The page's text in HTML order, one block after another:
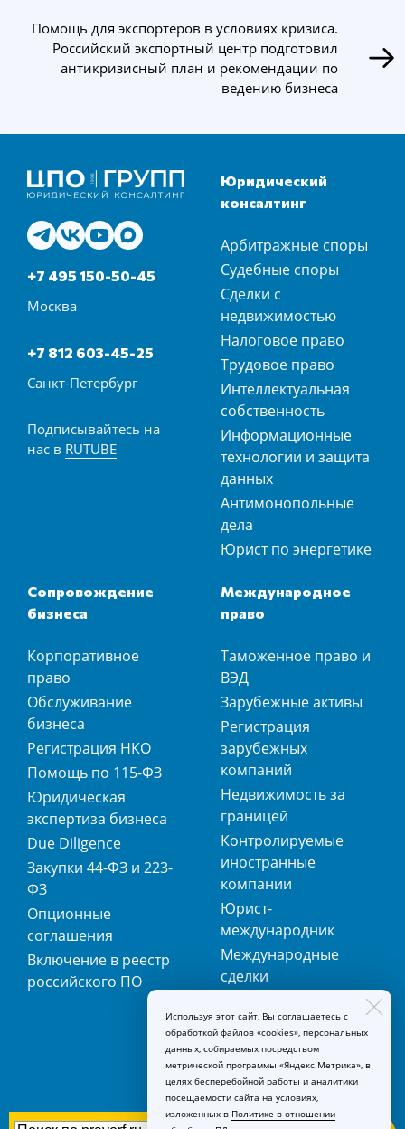
Помощь для экспортеров в условиях кризиса.
Российский экспортный центр подготовил
антикризисный план и рекомендации по
ведению бизнеса
+7 495 150-50-45
Москва
+7 812 603-45-25
Санкт-Петербург
Подписывайтесь на
нас в RUTUBE
Юридический
консалтинг
Арбитражные споры
Судебные споры
Сделки с
недвижимостью
Налоговое право
Трудовое право
Интеллектуальная
собственность
Информационные
технологии и защита
данных
Антимонопольные
дела
Юрист по энергетике
Сопровождение
бизнеса
Корпоративное
право
Обслуживание
бизнеса
Регистрация НКО
Помощь по 115-ФЗ
Юридическая
экспертиза бизнеса
Due Diligence
Закупки 44-ФЗ и 223-
ФЗ
Опционные
соглашения
Включение в реестр
российского ПО
Международное
право
Таможенное право и
ВЭД
Зарубежные активы
Регистрация
зарубежных
компаний
Недвижимость за
границей
Контролируемые
иностранные
компании
Юрист-
международник
Международные
сделки
регистрация
товарных знаков
Используя этот сайт, Вы соглашаетесь с
обработкой файлов «cookies», персональных
данных, собираемых посредством
метрической программы «Яндекс.Метрика», в
целях бесперебойной работы и аналитики
посещаемости сайта на условиях,
изложенных в Политике в отношении